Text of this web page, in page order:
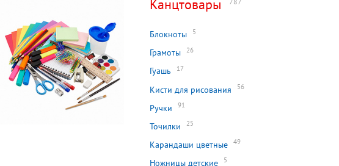
Канцтовары
Блокноты 5
Грамоты 26
Гуашь 17
Кисти для рисования 56
Ручки 91
Точилки 25
Карандаши цветные 49
Ножницы детские 5